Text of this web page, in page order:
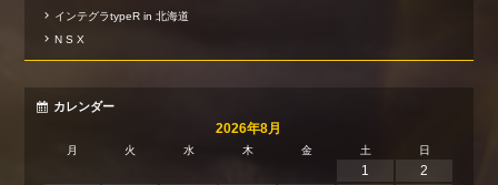
インテグラtypeR in 北海道
N S X
カレンダー
2026年8月
月 火 水 木 金 土 日
1
2